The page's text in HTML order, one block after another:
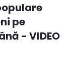
pe
- VIDEO